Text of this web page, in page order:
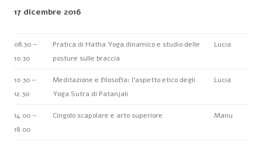
17 dicembre 2016
08.30 –
10.30
Pratica di Hatha Yoga dinamico e studio delle
posture sulle braccia
Lucia
10.30 –
12.30
Meditazione e filosofia: l’aspetto etico degli
Yoga Sutra di Patanjali
Lucia
14.00 –
18.00
Cingolo scapolare e arto superiore Manu